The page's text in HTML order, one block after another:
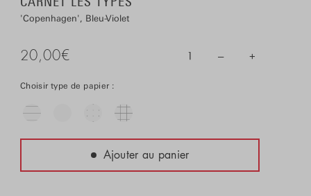
Copenhagen Bleu-Violet
20,00€ 1 – +
Choisir type de papier :
Ajouter au panier